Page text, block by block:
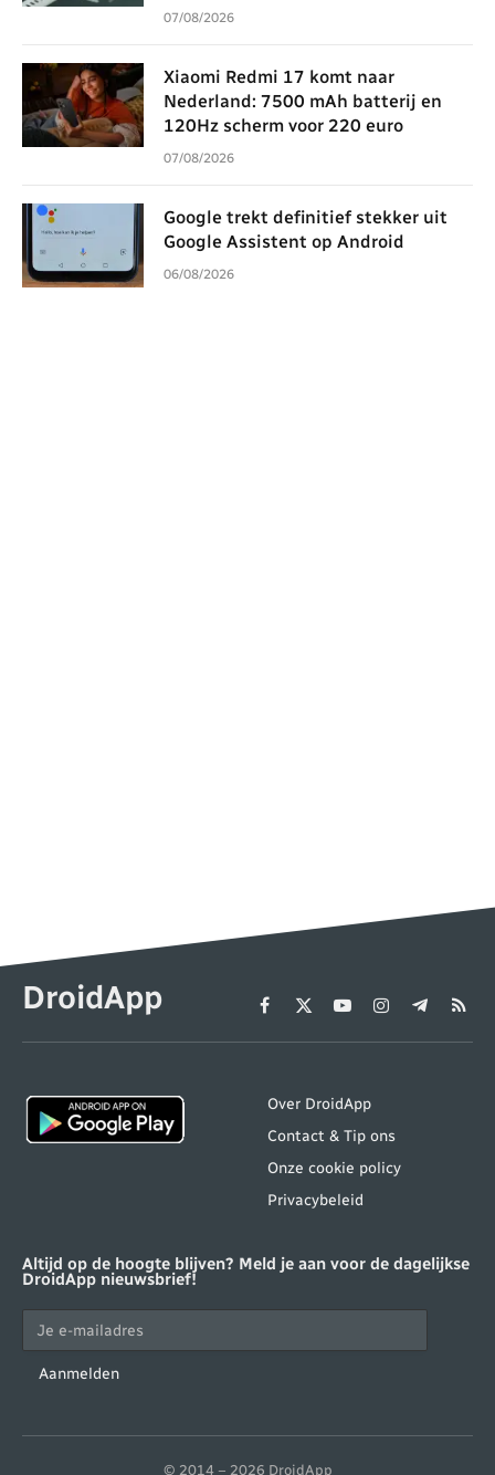
07/08/2026
Xiaomi Redmi 17 komt naar
Nederland: 7500 mAh batterij en
120Hz scherm voor 220 euro
07/08/2026
Google trekt definitief stekker uit
Google Assistent op Android
06/08/2026
DroidApp Facebook
X
(Twitter)
YouTubeInstagram
Telegram
RSS
Over DroidApp
Contact & Tip ons
Onze cookie policy
Privacybeleid
Altijd op de hoogte blijven? Meld je aan voor de dagelijkse
DroidApp nieuwsbrief!
Aanmelden
© 2014 – 2026 DroidApp